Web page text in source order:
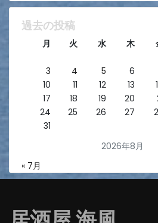
過去の投稿
2026年8月
月 火 水 木
3
4 5 6
10
11 12 13
17
18 19 20
24
25 26 27
31
« 7月